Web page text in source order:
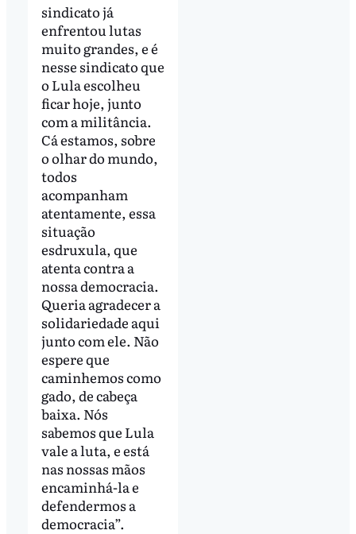
sindicato já
enfrentou lutas
muito grandes, e é
nesse sindicato que
o Lula escolheu
ficar hoje, junto
com a militância.
Cá estamos, sobre
o olhar do mundo,
todos
acompanham
atentamente, essa
situação
esdruxula, que
atenta contra a
nossa democracia.
Queria agradecer a
solidariedade aqui
junto com ele. Não
espere que
caminhemos como
gado, de cabeça
baixa. Nós
sabemos que Lula
vale a luta, e está
nas nossas mãos
encaminhá-la e
defendermos a
democracia”.